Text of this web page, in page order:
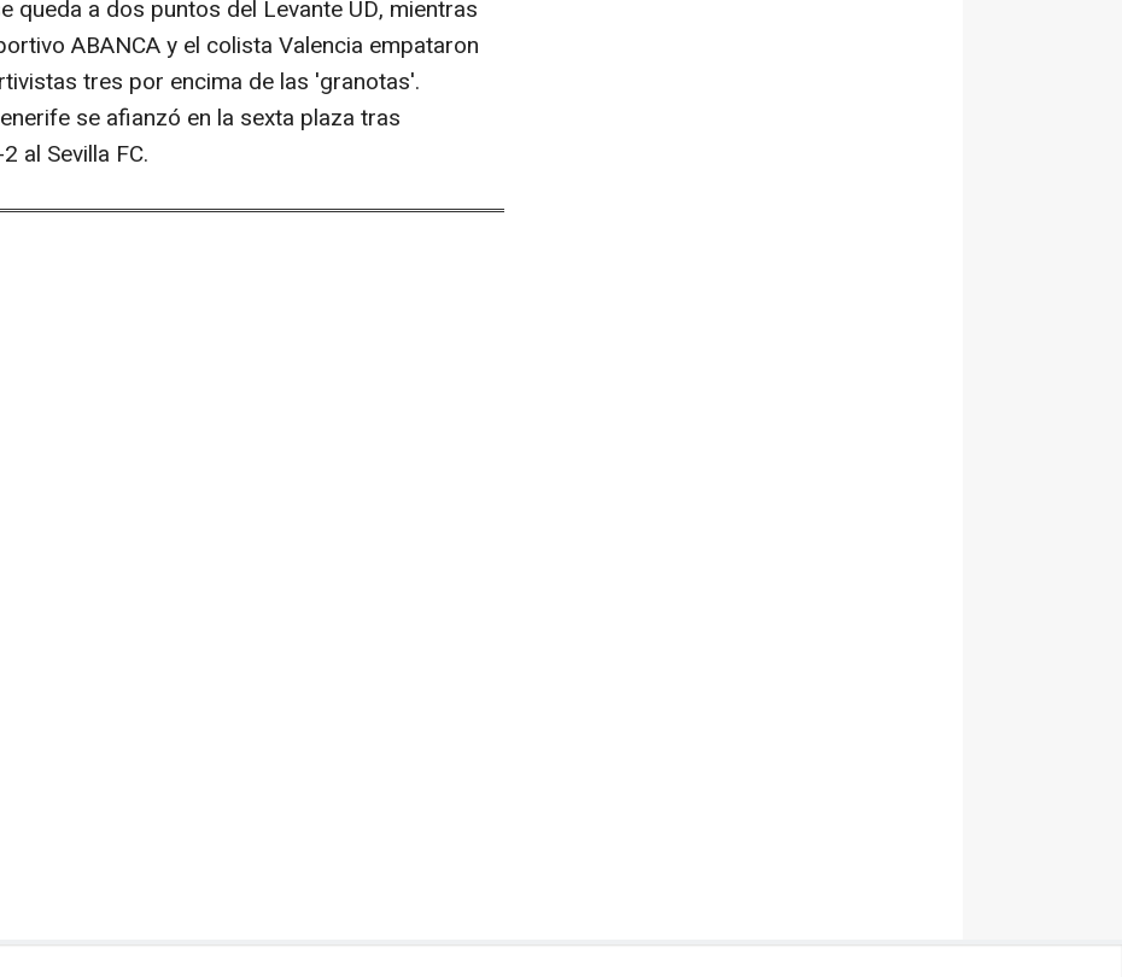
queda a dos puntos del Levante UD, mientras
ABANCA y el colista Valencia empataron
tres por encima de las 'granotas'.
se afianzó en la sexta plaza tras
al Sevilla FC.